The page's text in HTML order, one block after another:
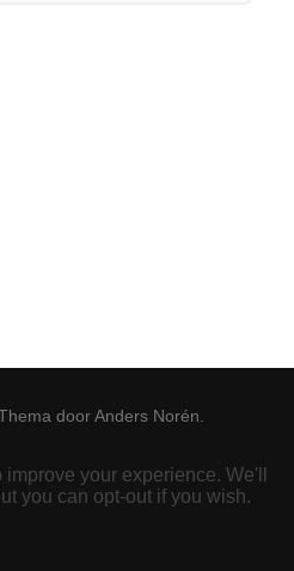
doorAnders Norén.
your experience. We'll
you can opt-out if you wish.